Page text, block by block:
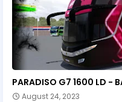
PARADISO G7 1600 LD -
August 24, 2023